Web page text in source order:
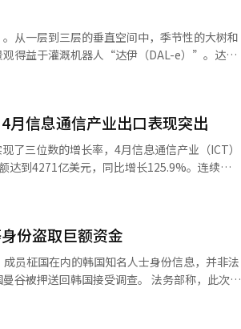
从一层到三层的垂直空间中，季节性的大树和
观得益于灌溉机器人“达伊（DAL-e）”。达伊
行充电。下午会议时间，配送机器人将数十杯
投入的机器人包括：△灌
（DAL-e Delivery）”，以及用于礼仪和安
六轴旋转的机器人手臂，能够精确喷洒水流。
别订单者面部的系统，以确保准确配送。它能
车·起亚机器人实验室开发，能够识别周围环
月信息通信产业出口表现突出
了三位数的增长率，4月信息通信产业（ICT）
，同比增长430%。这是由于AI服务器用半导
亿美元，创下历史最高业绩。” 手机出
，推动了整体出口的增长。 通信设备出
日本的有线通信设备出口的增加，整体出口
份盗取巨额资金
员柾国在内的韩国知名人士身份信息，并非法
国接受调查。 法务部称，此次被
规模网络攻击窃取韩国民众金融账户及虚拟